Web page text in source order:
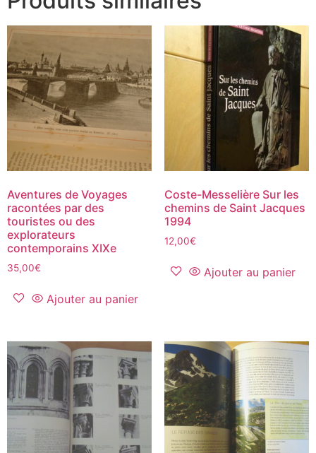
Aventures de Voyages
racontées par des
touristes ou des
explorateurs
contemporains XIXe
35,00€
Ajouter au panier
Coste-Messelière Sur les
chemins de Saint Jacques
1994
12,00€
Ajouter au panier